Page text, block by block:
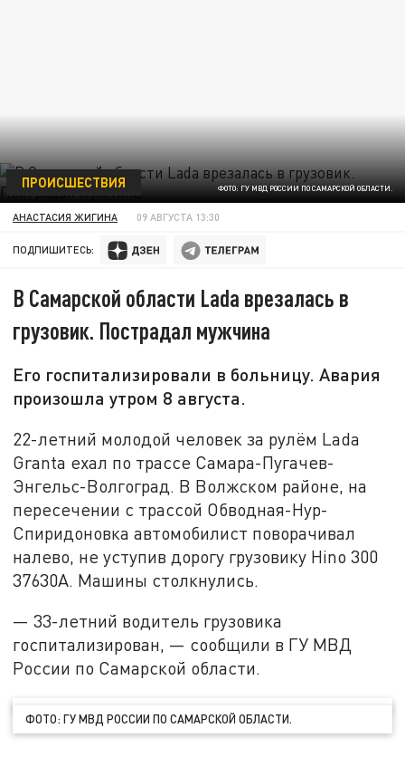
ФОТО: ГУ МВД РОССИИ ПО САМАРСКОЙ ОБЛАСТИ.
ПРОИСШЕСТВИЯ
АНАСТАСИЯ ЖИГИНА 09 АВГУСТА 13:30
ПОДПИШИТЕСЬ:
В Самарской области Lada врезалась в
грузовик. Пострадал мужчина
Его госпитализировали в больницу. Авария
произошла утром 8 августа.
22-летний молодой человек за рулём Lada
Granta ехал по трассе Самара-Пугачев-
Энгельс-Волгоград. В Волжском районе, на
пересечении с трассой Обводная-Нур-
Спиридоновка автомобилист поворачивал
налево, не уступив дорогу грузовику Hino 300
37630A. Машины столкнулись.
— 33-летний водитель грузовика
госпитализирован, — сообщили в ГУ МВД
России по Самарской области.
ФОТО: ГУ МВД РОССИИ ПО САМАРСКОЙ ОБЛАСТИ.